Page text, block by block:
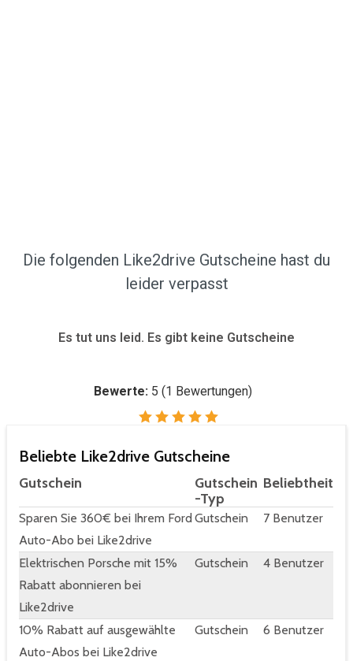
Die folgenden Like2drive Gutscheine hast du
leider verpasst
Es tut uns leid. Es gibt keine Gutscheine
Bewerte: 5 (1 Bewertungen)
Beliebte Like2drive Gutscheine
Gutschein
Gutschein
-Typ
Beliebtheit
Sparen Sie 360€ bei Ihrem Ford
Auto-Abo bei Like2drive
Gutschein 7 Benutzer
Elektrischen Porsche mit 15%
Rabatt abonnieren bei
Like2drive
Gutschein 4 Benutzer
10% Rabatt auf ausgewählte
Auto-Abos bei Like2drive
Gutschein 6 Benutzer